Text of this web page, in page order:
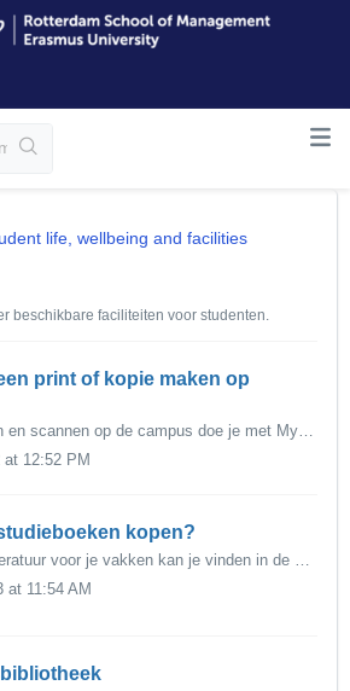
life, wellbeing and facilities
beschikbare faciliteiten voor studenten.
print of kopie maken op
Printen, kopiëren en scannen op de campus doe je met MyPrint, een campusbrede voorziening waarmee je een printopdracht vanaf je werkstation of eigen apparat...
at 12:52 PM
kopen?
De benodigde literatuur voor je vakken kan je vinden in de online Course Guide en/of op de course page op Canvas. Je kan je boeken kopen via: Stud...
at 11:54 AM